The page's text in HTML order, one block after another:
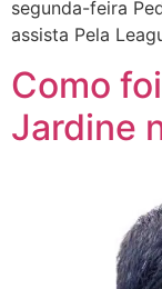
segunda-feira
assista Pela
Como
Jardine